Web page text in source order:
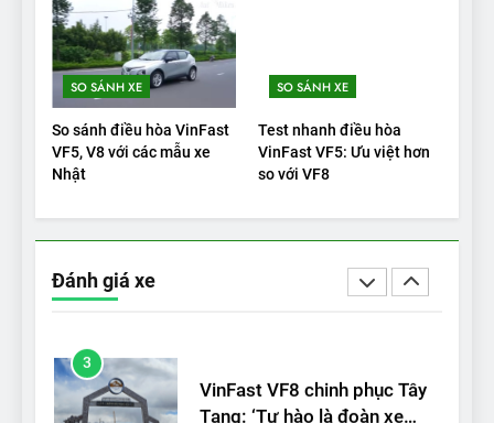
SO SÁNH XE
So sánh điều hòa VinFast
VF5, V8 với các mẫu xe
Nhật
SO SÁNH XE
Test nhanh điều hòa
VinFast VF5: Ưu việt hơn
so với VF8
Đánh giá xe
1
Xe tốt nhất để mua năm
2025: Green Car Reports
nêu tên 5 người vào chung
kết – Mỹ
ĐÁNH GIÁ XE
‘Wuling Bingo ồn, không có
trạm sạc, nhưng vẫn bán
3
VinFast VF8 chinh phục Tây
Tạng: ‘Tự hào là đoàn xe